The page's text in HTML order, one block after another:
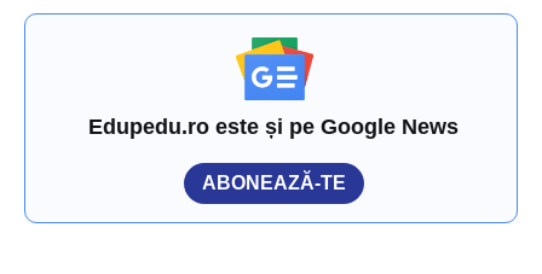
Edupedu.ro este și pe Google News
ABONEAZĂ-TE